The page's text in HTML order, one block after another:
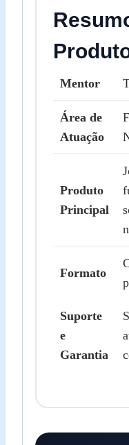
Mentor
Área de
Atuação
Produto
Principal
Formato
Suporte
e
Garantia